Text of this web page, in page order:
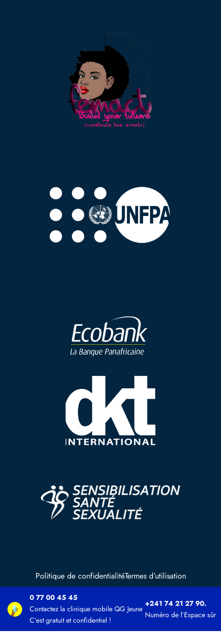
Politique de confidentialitéTermes d’utilisation
0 77 00 45 45
Contactez la clinique mobile QG Jeune
C’est gratuit et confidentiel !
+241 74 21 27 90.
Numéro de l’Espace sûr
© Copyright UNFPA ALL RIGHTS RESERVED, 2025